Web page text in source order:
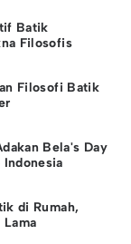
Batik
Filosofis
Filosofi Batik
Bela's Day
Indonesia
di Rumah,
Lama